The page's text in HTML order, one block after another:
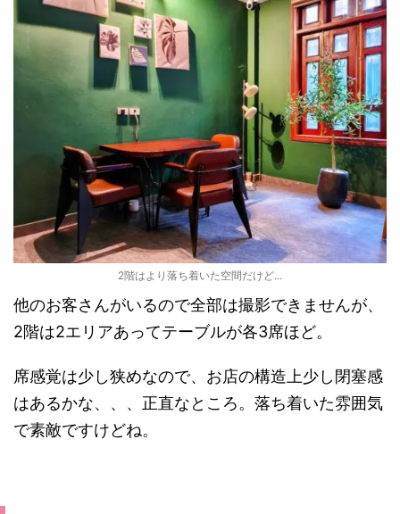
2階はより落ち着いた空間だけど...
他のお客さんがいるので全部は撮影できませんが、
2階は2エリアあってテーブルが各3席ほど。
席感覚は少し狭めなので、お店の構造上少し閉塞感
はあるかな、、、正直なところ。落ち着いた雰囲気
で素敵ですけどね。